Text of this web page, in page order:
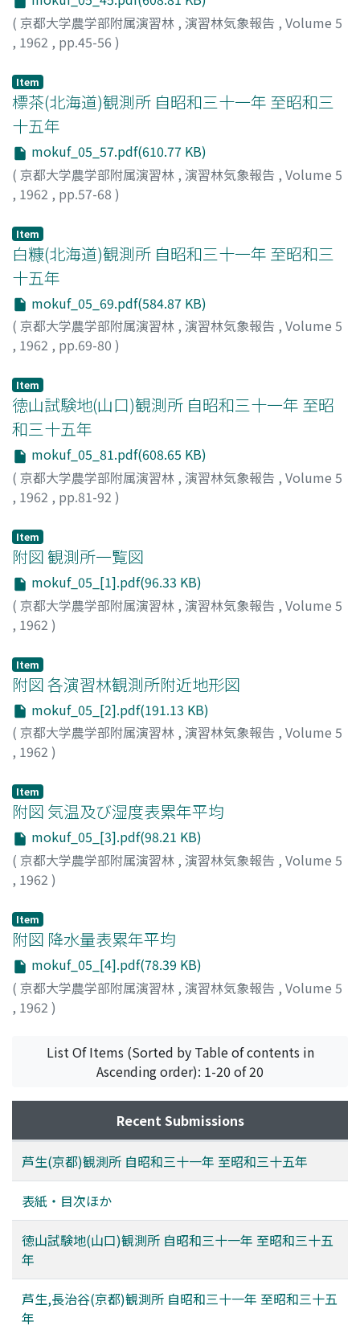
( 京都大学農学部附属演習林 , 演習林気象報告 , Volume 5
, 1962 , pp.45-56 )
Item
標茶(北海道)観測所 自昭和三十一年 至昭和三
十五年
mokuf_05_57.pdf(610.77 KB)
( 京都大学農学部附属演習林 , 演習林気象報告 , Volume 5
, 1962 , pp.57-68 )
Item
白糠(北海道)観測所 自昭和三十一年 至昭和三
十五年
mokuf_05_69.pdf(584.87 KB)
( 京都大学農学部附属演習林 , 演習林気象報告 , Volume 5
, 1962 , pp.69-80 )
Item
徳山試験地(山口)観測所 自昭和三十一年 至昭
和三十五年
mokuf_05_81.pdf(608.65 KB)
( 京都大学農学部附属演習林 , 演習林気象報告 , Volume 5
, 1962 , pp.81-92 )
Item
附図 観測所一覧図
mokuf_05_[1].pdf(96.33 KB)
( 京都大学農学部附属演習林 , 演習林気象報告 , Volume 5
, 1962 )
Item
附図 各演習林観測所附近地形図
mokuf_05_[2].pdf(191.13 KB)
( 京都大学農学部附属演習林 , 演習林気象報告 , Volume 5
, 1962 )
Item
附図 気温及び湿度表累年平均
mokuf_05_[3].pdf(98.21 KB)
( 京都大学農学部附属演習林 , 演習林気象報告 , Volume 5
, 1962 )
Item
附図 降水量表累年平均
mokuf_05_[4].pdf(78.39 KB)
( 京都大学農学部附属演習林 , 演習林気象報告 , Volume 5
, 1962 )
List Of Items (Sorted by Table of contents in
Ascending order): 1-20 of 20
Recent Submissions
芦生(京都)観測所 自昭和三十一年 至昭和三十五年
表紙・目次ほか
徳山試験地(山口)観測所 自昭和三十一年 至昭和三十五
年
芦生,長治谷(京都)観測所 自昭和三十一年 至昭和三十五
年